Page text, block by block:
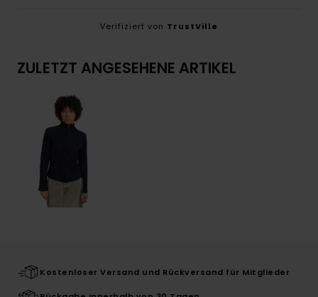
Verifiziert von TrustVille
ZULETZT ANGESEHENE ARTIKEL
Kostenloser Versand und Rückversand für Mitglieder